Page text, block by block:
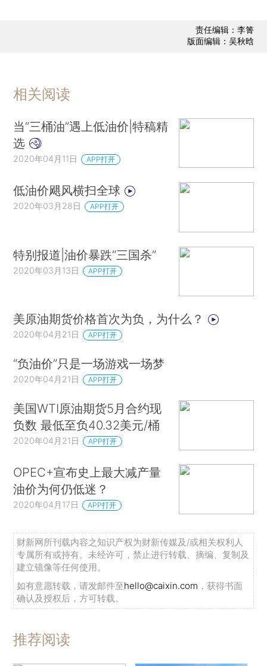
责任编辑：李箐
版面编辑：吴秋晗
相关阅读
当“三桶油”遇上低油价|特稿精
选
2020年04月11日 APP打开
低油价飓风横扫全球
2020年03月28日 APP打开
特别报道|油价暴跌“三国杀”
2020年03月13日 APP打开
美原油期货价格首次为负，为什么？
2020年04月21日 APP打开
“负油价”只是一场游戏一场梦
2020年04月21日 APP打开
美国WTI原油期货5月合约现
负数 最低至负40.32美元/桶
2020年04月21日 APP打开
OPEC+宣布史上最大减产量
油价为何仍低迷？
2020年04月17日 APP打开
财新网所刊载内容之知识产权为财新传媒及/或相关权利人
专属所有或持有。未经许可，禁止进行转载、摘编、复制及
建立镜像等任何使用。
如有意愿转载，请发邮件至hello@caixin.com ，获得书面
确认及授权后，方可转载。
推荐阅读